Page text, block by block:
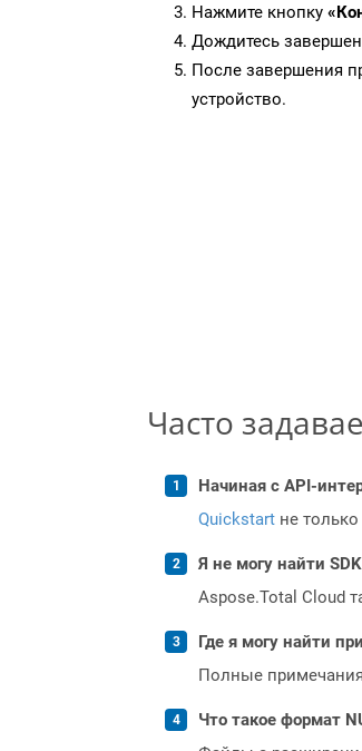
Нажмите кнопку
Дождитесь
После завершения
устройство.
Часто
Начиная с API-
Quickstart не
Я не могу найти
Aspose.Total Cloud
Где я могу найти
Полные
Что такое формат